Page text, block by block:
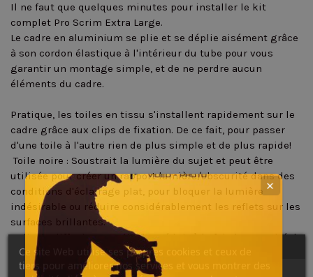
Il ne faut que quelques minutes pour installer le kit
complet Pro Scrim Extra Large.
Le cadre en aluminium se plie et se déplie aisément grâce
à son cordon élastique à l'intérieur du tube pour vous
garantir un montage simple, et de ne perdre aucun
éléments du cadre.
Pratique, les toiles en tissu s'installent rapidement sur le
cadre grâce aux clips de fixation. De ce fait, pour passer
d'une toile à l'autre rien de plus simple et de plus rapide!
 Toile noire : Soustrait la lumière du sujet et peut être
utilisée pour créer un rapport lumière/obscurité dans des
conditions d'éclairage plat, pour bloquer la lumière
indésirable ou réduire considérablement les reflets sur les
surfaces brillantes.
 Toile de diffusion 1,25 diaph. : Réduit à la fois la quantité de
lumière tombant sur le sujet et est également un outil
précieux lorsqu'il est utilisé au-dessus de la tête pour
Ce site Web utilise ses propres cookies et ceux de
tiers pour améliorer nos services et vous montrer des
✕